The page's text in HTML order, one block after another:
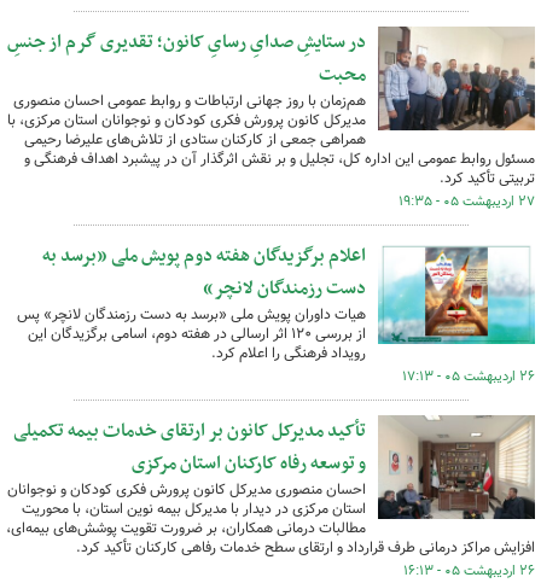
در ستایشِ صدایِ رسایِ کانون؛ تقدیری گرم از جنسِ
محبت
هم‌زمان با روز جهانی ارتباطات و روابط عمومی احسان منصوری
مدیرکل کانون پرورش فکری کودکان و نوجوانان استان مرکزی، با
همراهی جمعی از کارکنان ستادی از تلاش‌های علیرضا رحیمی
مسئول روابط عمومی این اداره کل، تجلیل و بر نقش اثرگذار آن در پیشبرد اهداف فرهنگی و
تربیتی تأکید کرد.
۲۷ اردیبهشت ۰۵ - ۱۹:۳۵
اعلام برگزیدگان هفته دوم پویش ملی «برسد به
دست رزمندگان لانچر»
هیات داوران پویش ملی «برسد به دست رزمندگان لانچر» پس
از بررسی ۱۲۰ اثر ارسالی در هفته دوم، اسامی برگزیدگان این
رویداد فرهنگی را اعلام کرد.
۲۶ اردیبهشت ۰۵ - ۱۷:۱۳
تأکید مدیرکل کانون بر ارتقای خدمات بیمه تکمیلی
و توسعه رفاه کارکنان استان مرکزی
احسان منصوری مدیرکل کانون پرورش فکری کودکان و نوجوانان
استان مرکزی در دیدار با مدیرکل بیمه نوین استان، با محوریت
مطالبات درمانی همکاران، بر ضرورت تقویت پوشش‌های بیمه‌ای،
افزایش مراکز درمانی طرف قرارداد و ارتقای سطح خدمات رفاهی کارکنان تأکید کرد.
۲۶ اردیبهشت ۰۵ - ۱۶:۱۳